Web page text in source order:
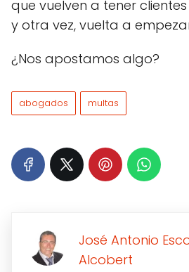
que vuelven a tener
y otra vez, vuelta a
¿Nos apostamos algo?
abogados multas
José Antonio
Alcobert